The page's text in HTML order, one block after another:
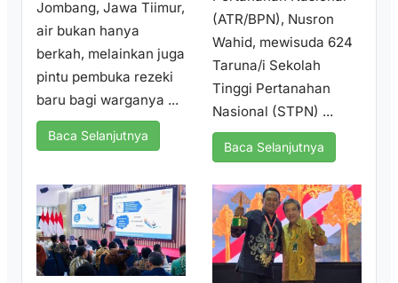
Jombang, Jawa Tiimur,
air bukan hanya
berkah, melainkan juga
pintu pembuka rezeki
baru bagi warganya ...
Baca Selanjutnya
(ATR/BPN), Nusron
Wahid, mewisuda 624
Taruna/i Sekolah
Tinggi Pertanahan
Nasional (STPN) ...
Baca Selanjutnya